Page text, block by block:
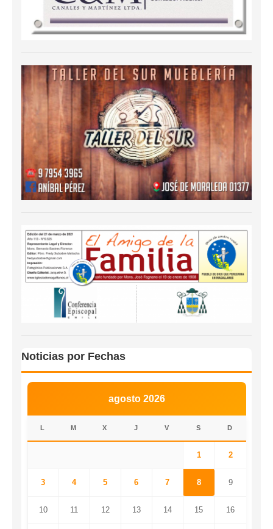
Noticias por Fechas
agosto 2026
L M X J V S D
1 2
3 4 5 6 7 8 9
10 11 12 13 14 15 16